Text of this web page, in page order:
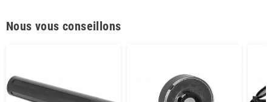
Nous vous conseillons